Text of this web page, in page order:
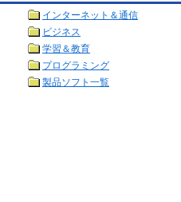
インターネット＆通信
ビジネス
学習＆教育
プログラミング
製品ソフト一覧